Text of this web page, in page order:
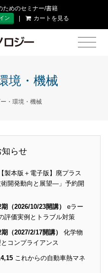
ためのセミナー/書籍
ン | カートを見る
境・機械
・環境・機械
知らせ
【製本版＋電子版】廃プラス
開発動向と展望―」予約開
期（2026/10/23開講） eラー
評価実例とトラブル対策
期（2027/2/17開講） 化学物
コンプライアンス
これからの自動車熱マネ